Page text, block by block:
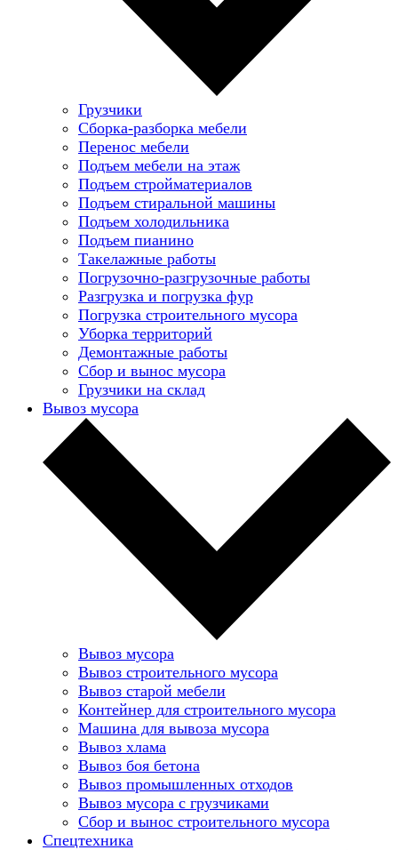
Грузчики
Сборка-разборка мебели
Перенос мебели
Подъем мебели на этаж
Подъем стройматериалов
Подъем стиральной машины
Подъем холодильника
Подъем пианино
Такелажные работы
Погрузочно-разгрузочные работы
Разгрузка и погрузка фур
Погрузка строительного мусора
Уборка территорий
Демонтажные работы
Сбор и вынос мусора
Грузчики на склад
Вывоз мусора
Вывоз мусора
Вывоз строительного мусора
Вывоз старой мебели
Контейнер для строительного мусора
Машина для вывоза мусора
Вывоз хлама
Вывоз боя бетона
Вывоз промышленных отходов
Вывоз мусора с грузчиками
Сбор и вынос строительного мусора
Спецтехника